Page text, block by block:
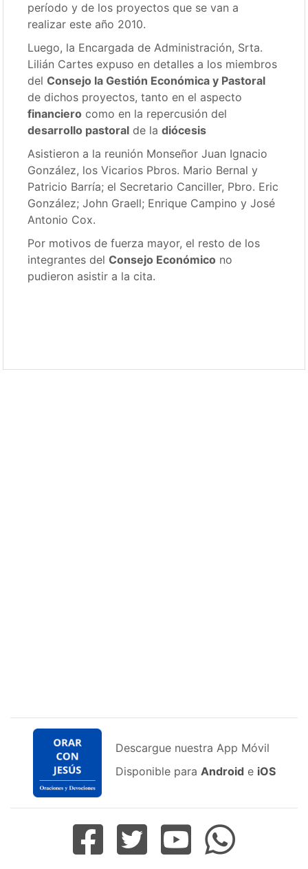
período y de los proyectos que se van a
realizar este año 2010.
Luego, la Encargada de Administración, Srta.
Lilián Cartes expuso en detalles a los miembros
delConsejo la Gestión Económica y Pastoral
de dichos proyectos, tanto en el aspecto
financiero como en la repercusión del
desarrollo pastoral de ladiócesis
Asistieron a la reunión Monseñor Juan Ignacio
González, los Vicarios Pbros. Mario Bernal y
Patricio Barría; el Secretario Canciller, Pbro. Eric
González; John Graell; Enrique Campino y José
Antonio Cox.
Por motivos de fuerza mayor, el resto de los
integrantes delConsejo Económico no
pudieron asistir a la cita.
Descargue nuestra App Móvil
Disponible para Android e iOS